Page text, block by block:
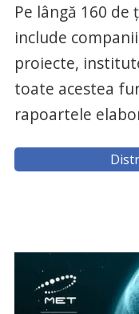
Pe lângă 160
include
proiecte,
toate acestea
rapoartele